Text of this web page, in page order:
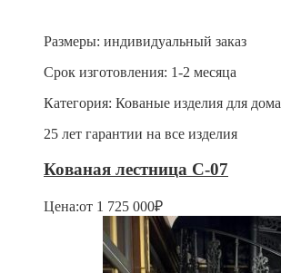
Размеры: индивидуальный заказ
Срок изготовления: 1-2 месяца
Категория: Кованые изделия для дома
25 лет гарантии на все изделия
Кованая лестница С-07
Цена:от 1 725 000₽